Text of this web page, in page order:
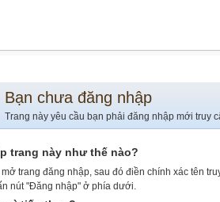
Bạn chưa đăng nhập
Trang này yêu cầu bạn phải đăng nhập mới truy
trang này như thế nào?
mở trang đăng nhập, sau đó điền chính xác tên
nút "Đăng nhập" ở phía dưới.